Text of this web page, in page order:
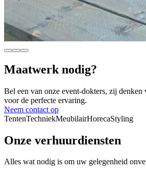
Maatwerk nodig?
Bel een van onze event-dokters, zij denken
voor de perfecte ervaring.
Neem contact op
TentenTechniekMeubilairHorecaStyling
Onze verhuurdiensten
Alles wat nodig is om uw gelegenheid